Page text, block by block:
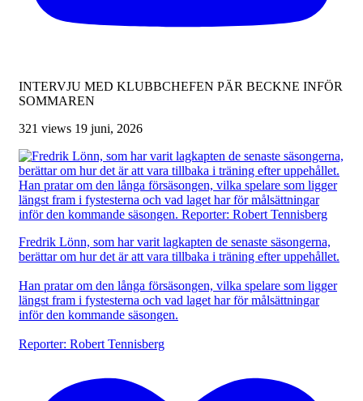
INTERVJU MED KLUBBCHEFEN PÄR BECKNE INFÖR
SOMMAREN
321 views 19 juni, 2026
Fredrik Lönn, som har varit lagkapten de senaste säsongerna,
berättar om hur det är att vara tillbaka i träning efter uppehållet.
Han pratar om den långa försäsongen, vilka spelare som ligger
längst fram i fystesterna och vad laget har för målsättningar
inför den kommande säsongen.
Reporter: Robert Tennisberg